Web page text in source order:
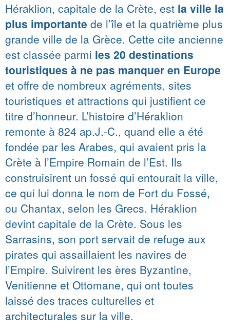
Héraklion, capitale de la Crète, est la ville la
plus importante de l’île et la quatrième plus
grande ville de la Grèce. Cette cite ancienne
est classée parmi les 20 destinations
touristiques à ne pas manquer en Europe
et offre de nombreux agréments, sites
touristiques et attractions qui justifient ce
titre d’honneur. L’histoire d’Héraklion
remonte à 824 ap.J.-C., quand elle a été
fondée par les Arabes, qui avaient pris la
Crète à l’Empire Romain de l’Est. Ils
construisirent un fossé qui entourait la ville,
ce qui lui donna le nom de Fort du Fossé,
ou Chantax, selon les Grecs. Héraklion
devint capitale de la Crète. Sous les
Sarrasins, son port servait de refuge aux
pirates qui assaillaient les navires de
l’Empire. Suivirent les ères Byzantine,
Venitienne et Ottomane, qui ont toutes
laissé des traces culturelles et
architecturales sur la ville.